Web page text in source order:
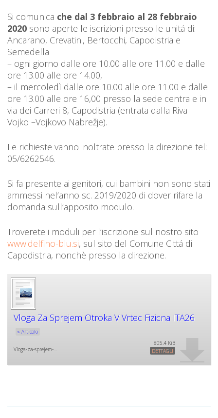
Si comunica che dal 3 febbraio al 28 febbraio
2020 sono aperte le iscrizioni presso le unitá di:
Ancarano, Crevatini, Bertocchi, Capodistria e
Semedella
– ogni giorno dalle ore 10.00 alle ore 11.00 e dalle
ore 13.00 alle ore 14.00,
– il mercoledì dalle ore 10.00 alle ore 11.00 e dalle
ore 13.00 alle ore 16,00 presso la sede centrale in
via dei Carreri 8, Capodistria (entrata dalla Riva
Vojko –Vojkovo Nabrežje).
Le richieste vanno inoltrate presso la direzione tel:
05/6262546.
Si fa presente ai genitori, cui bambini non sono stati
ammessi nel’anno sc. 2019/2020 di dover rifare la
domanda sull’apposito modulo.
Troverete i moduli per l’iscrizione sul nostro sito
www.delfino-blu.si, sul sito del Comune Cittá di
Capodistria, nonchè presso la direzione.
Vloga Za Sprejem Otroka V Vrtec Fizicna ITA26
» Articolo
Vloga-za-sprejem-…
805.4 KiB
DETTAGLI